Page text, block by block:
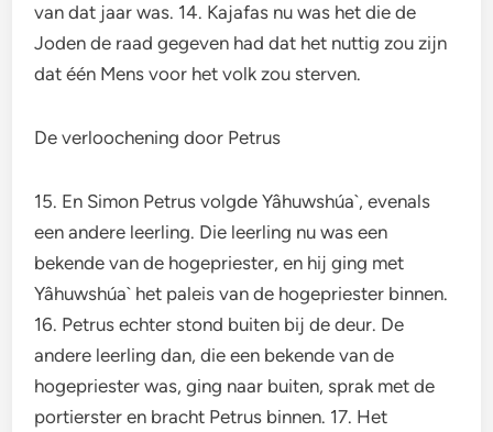
van dat jaar was. 14. Kajafas nu was het die de
Joden de raad gegeven had dat het nuttig zou zijn
dat één Mens voor het volk zou sterven.
De verloochening door Petrus
15. En Simon Petrus volgde Yâhuwshúa`, evenals
een andere leerling. Die leerling nu was een
bekende van de hogepriester, en hij ging met
Yâhuwshúa` het paleis van de hogepriester binnen.
16. Petrus echter stond buiten bij de deur. De
andere leerling dan, die een bekende van de
hogepriester was, ging naar buiten, sprak met de
portierster en bracht Petrus binnen. 17. Het